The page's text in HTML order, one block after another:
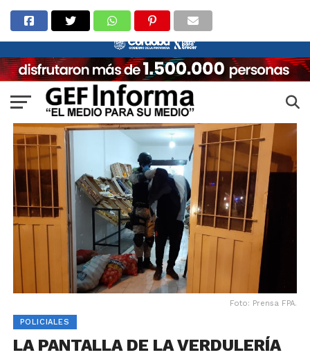
Foto: Prensa FPA.
POLICIALES
LA PANTALLA DE LA VERDULERÍA